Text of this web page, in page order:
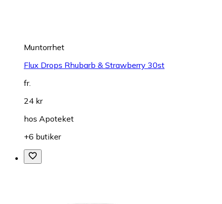
Muntorrhet
Flux Drops Rhubarb & Strawberry 30st
fr.
24 kr
hos Apoteket
+6 butiker